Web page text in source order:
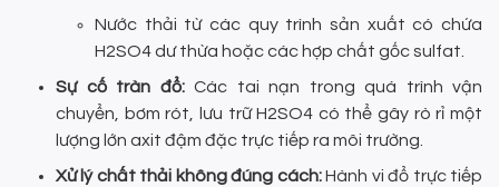
Nước thải từ các quy trình sản xuất có chứa
H2SO4 dư thừa hoặc các hợp chất gốc sulfat.
Sự cố tràn đổ: Các tai nạn trong quá trình vận
chuyển, bơm rót, lưu trữ H2SO4 có thể gây rò rỉ một
lượng lớn axit đậm đặc trực tiếp ra môi trường.
Xử lý chất thải không đúng cách:Hành vi đổ trực tiếp